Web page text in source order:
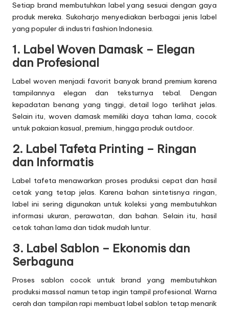
Setiap brand membutuhkan label yang sesuai dengan gaya
produk mereka. Sukoharjo menyediakan berbagai jenis label
yang populer di industri fashion Indonesia.
1. Label Woven Damask – Elegan
dan Profesional
Label woven menjadi favorit banyak brand premium karena
tampilannya elegan dan teksturnya tebal. Dengan
kepadatan benang yang tinggi, detail logo terlihat jelas.
Selain itu, woven damask memiliki daya tahan lama, cocok
untuk pakaian kasual, premium, hingga produk outdoor.
2. Label Tafeta Printing – Ringan
dan Informatis
Label tafeta menawarkan proses produksi cepat dan hasil
cetak yang tetap jelas. Karena bahan sintetisnya ringan,
label ini sering digunakan untuk koleksi yang membutuhkan
informasi ukuran, perawatan, dan bahan. Selain itu, hasil
cetak tahan lama dan tidak mudah luntur.
3. Label Sablon – Ekonomis dan
Serbaguna
Proses sablon cocok untuk brand yang membutuhkan
produksi massal namun tetap ingin tampil profesional. Warna
cerah dan tampilan rapi membuat label sablon tetap menarik